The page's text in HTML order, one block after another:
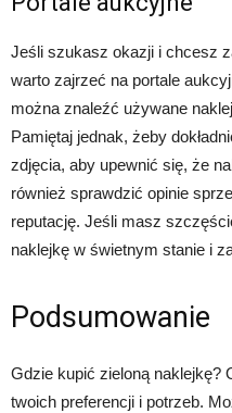
Jeśli szukasz okazji i chcesz
warto zajrzeć na portale
można znaleźć używane
Pamiętaj jednak, żeby
zdjęcia, aby upewnić się, że
również sprawdzić opinie
reputację. Jeśli masz
naklejkę w świetnym stanie i
Podsumowanie
Gdzie kupić zieloną naklejkę?
twoich preferencji i potrzeb.